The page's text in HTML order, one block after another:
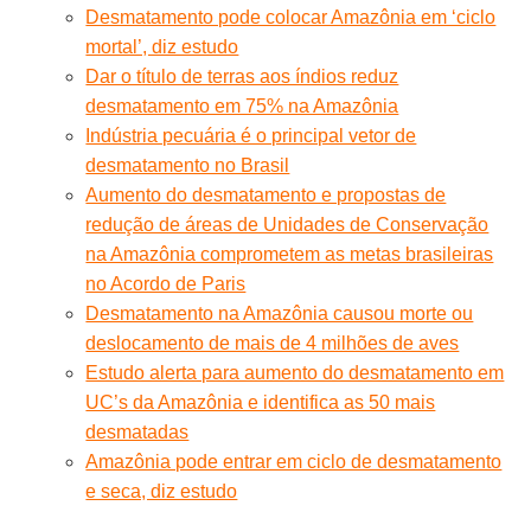
Desmatamento pode colocar Amazônia em ‘ciclo
mortal’, diz estudo
Dar o título de terras aos índios reduz
desmatamento em 75% na Amazônia
Indústria pecuária é o principal vetor de
desmatamento no Brasil
Aumento do desmatamento e propostas de
redução de áreas de Unidades de Conservação
na Amazônia comprometem as metas brasileiras
no Acordo de Paris
Desmatamento na Amazônia causou morte ou
deslocamento de mais de 4 milhões de aves
Estudo alerta para aumento do desmatamento em
UC’s da Amazônia e identifica as 50 mais
desmatadas
Amazônia pode entrar em ciclo de desmatamento
e seca, diz estudo